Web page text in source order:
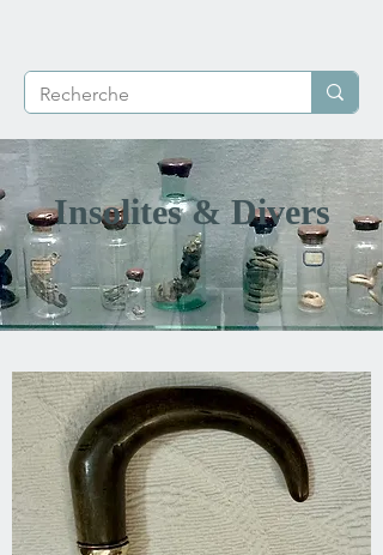
Insolites & Divers